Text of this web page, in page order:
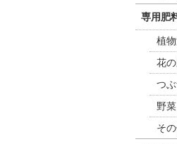
専用肥
植
花
つ
野
そ